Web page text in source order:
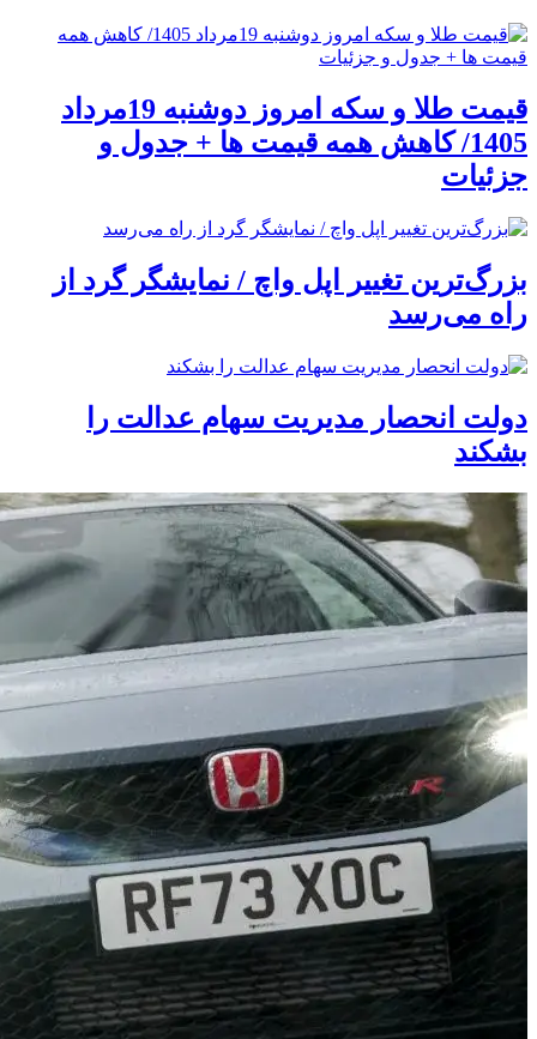
قیمت طلا و سکه امروز دوشنبه 19مرداد
1405/ کاهش همه قیمت ها + جدول و
جزئیات
بزرگ‌ترین تغییر اپل واچ / نمایشگر گرد از
راه می‌رسد
دولت انحصار مدیریت سهام عدالت را
بشکند